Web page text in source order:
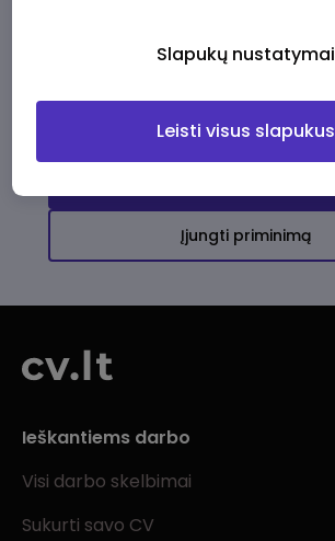
darbo pasiūlymų
Įjungti priminimą
Ieškantiems darbo
Visi darbo skelbimai
Sukurti savo CV
Slapukų nustatymai
Leisti visus slapukus